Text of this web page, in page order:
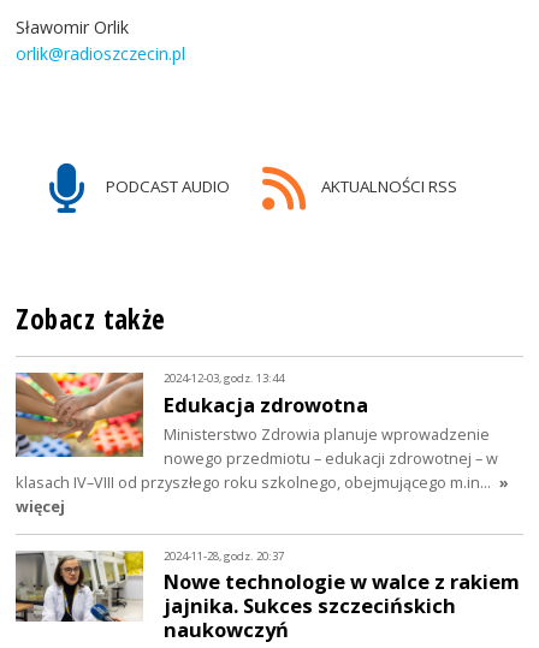
Sławomir Orlik
orlik@radioszczecin.pl
PODCAST AUDIO AKTUALNOŚCI RSS
Zobacz także
2024-12-03, godz. 13:44
Edukacja zdrowotna
Ministerstwo Zdrowia planuje wprowadzenie
nowego przedmiotu – edukacji zdrowotnej – w
klasach IV–VIII od przyszłego roku szkolnego, obejmującego m.in… »
więcej
2024-11-28, godz. 20:37
Nowe technologie w walce z rakiem
jajnika. Sukces szczecińskich
naukowczyń